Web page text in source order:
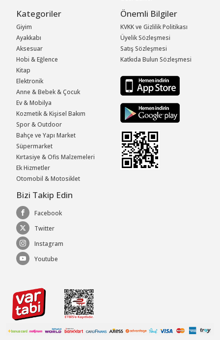
Kategoriler
Giyim
Ayakkabı
Aksesuar
Hobi & Eğlence
Kitap
Elektronik
Anne & Bebek & Çocuk
Ev & Mobilya
Kozmetik & Kişisel Bakım
Spor & Outdoor
Bahçe ve Yapı Market
Süpermarket
Kırtasiye & Ofis Malzemeleri
Ek Hizmetler
Otomobil & Motosiklet
Önemli Bilgiler
KVKK ve Gizlilik Politikası
Üyelik Sözleşmesi
Satış Sözleşmesi
Katkıda Bulun Sözleşmesi
Bizi Takip Edin
Facebook
Twitter
Instagram
Youtube